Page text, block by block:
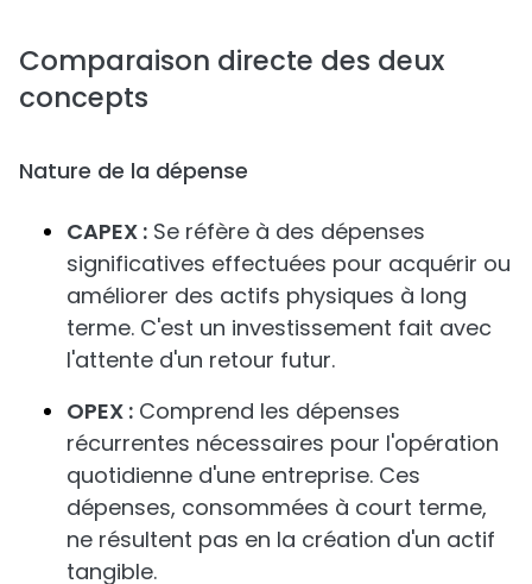
Comparaison directe des deux
concepts
Nature de la dépense
CAPEX : Se réfère à des dépenses
significatives effectuées pour acquérir ou
améliorer des actifs physiques à long
terme. C'est un investissement fait avec
l'attente d'un retour futur.
OPEX : Comprend les dépenses
récurrentes nécessaires pour l'opération
quotidienne d'une entreprise. Ces
dépenses, consommées à court terme,
ne résultent pas en la création d'un actif
tangible.